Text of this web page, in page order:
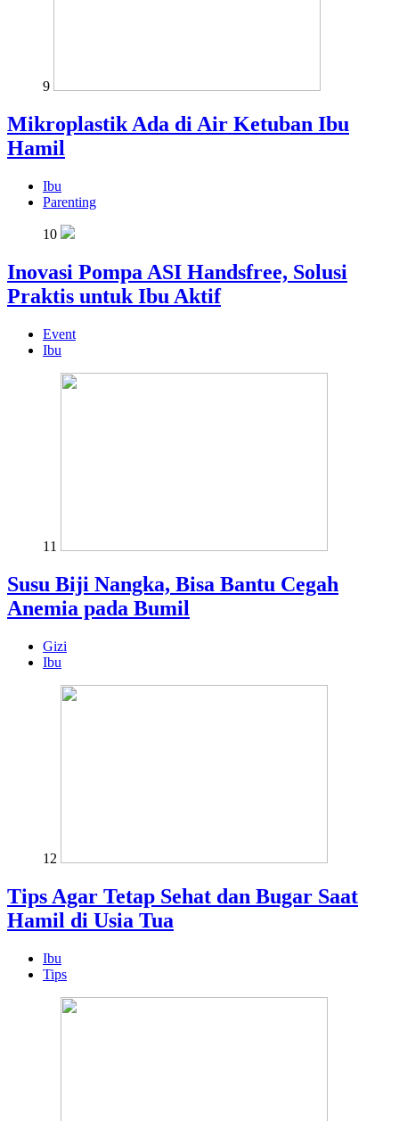
9
Mikroplastik Ada di Air Ketuban Ibu
Hamil
Ibu
Parenting
10
Inovasi Pompa ASI Handsfree, Solusi
Praktis untuk Ibu Aktif
Event
Ibu
11
Susu Biji Nangka, Bisa Bantu Cegah
Anemia pada Bumil
Gizi
Ibu
12
Tips Agar Tetap Sehat dan Bugar Saat
Hamil di Usia Tua
Ibu
Tips